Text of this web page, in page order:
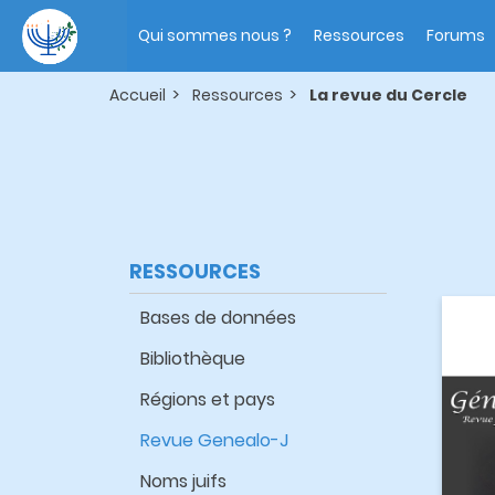
contenu
principal
navigation
Qui sommes nous ? Ressources Forums
Accueil Ressources La revue du Cercle
RESSOURCES
Bases de données
Bibliothèque
Régions et pays
Revue Genealo-J
Noms juifs